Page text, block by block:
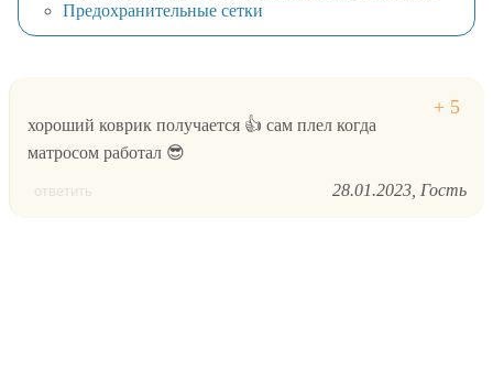
Предохранительные сетки
хороший коврик получается 👍 сам плел когда
матросом работал 😎
ответить 28.01.2023 Гость